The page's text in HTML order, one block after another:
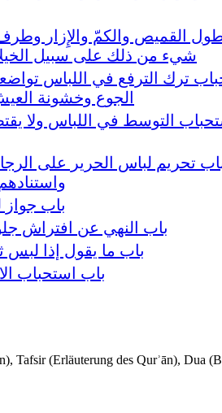
القميص والكمّ والإِزار
شيء من ذلك على سبيل
ترك الترفع في اللباس
الجوع وخشونة
التوسط في اللباس ولا
تحريم لباس الحرير على
باب
باب النهي عن افتراش
باب ما يقول إذا لبس
باب استحباب
Tafsir (Erläuterung des Qurʾān), Dua